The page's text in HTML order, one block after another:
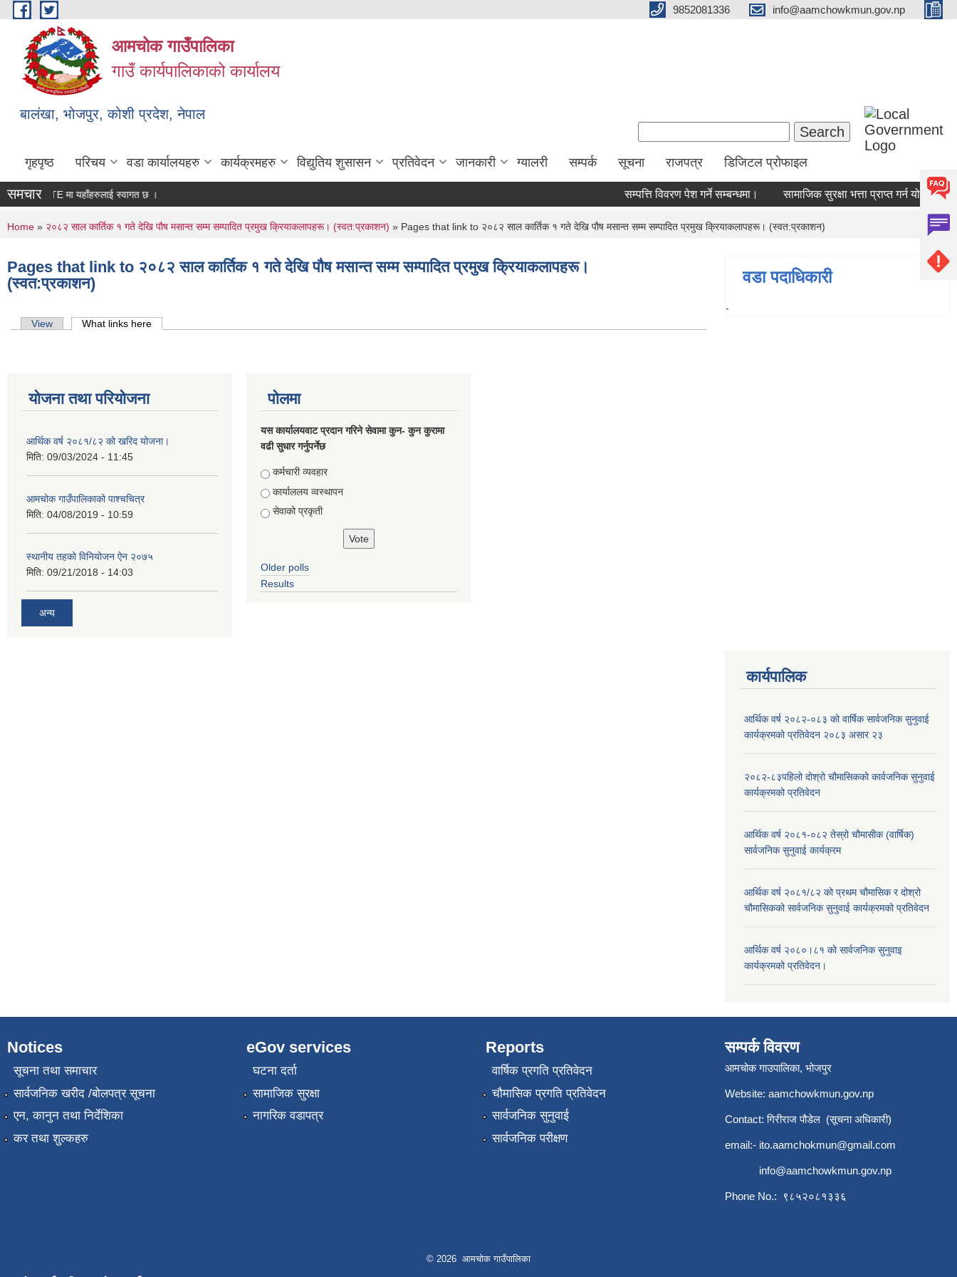
Skip to main content 9852081336 info@aamchowkmun.gov.np
आमचोक गाउँपालिका
गाउँ कार्यपालिकाको कार्यालय
बालंखा, भोजपुर, कोशी प्रदेश, नेपाल
गृहपृष्ठ परिचय वडा कार्यालयहरु कार्यक्रमहरु विद्युतिय शुसासन प्रतिवेदन जानकारी ग्यालरी सम्पर्क सूचना राजपत्र डिजिटल प्रोफाइल
WEBSITE मा यहाँहरुलाई स्वागत छ ।
समचार सम्पत्ति विवरण पेश गर्ने सम्बन्धमा। सामाजिक सुरक्षा भत्ता प्राप्‍त गर्न योग्य
You are here
Home » २०८२ साल कार्तिक १ गते देखि पौष मसान्त सम्म सम्पादित प्रमुख क्रियाकलापहरू। (स्वत:प्रकाशन) » Pages that link to २०८२ साल कार्तिक १ गते देखि पौष मसान्त सम्म सम्पादित प्रमुख क्रियाकलापहरू। (स्वत:प्रकाशन)
Pages that link to २०८२ साल कार्तिक १ गते देखि पौष मसान्त सम्म सम्पादित प्रमुख क्रियाकलापहरू।
(स्वत:प्रकाशन)
Primary tabs
View What links here
वडा पदाधिकारी
-
योजना तथा परियोजना
आर्थिक वर्ष २०८१/८२ को खरिद योजना।
मिति: 09/03/2024 - 11:45
आमचोक गाउँपालिकाको पाश्चचित्र
मिति: 04/08/2019 - 10:59
स्थानीय तहको विनियोजन ऐन २०७५
मिति: 09/21/2018 - 14:03
अन्य
पोलमा
यस कार्यालयवाट प्रदान गरिने सेवामा कुन- कुन कुरामा
वढी सुधार गर्नुपर्नेछ
Choices
कर्मचारी व्यवहार
कार्याललय व्वस्थापन
सेवाको प्रकृती
Older polls
Results
कार्यपालिक
आर्थिक वर्ष २०८२-०८३ को वार्षिक सार्वजनिक सुनुवाई
कार्यक्रमको प्रतिवेदन २०८३ असार २३
२०८२-८३पहिलो दोश्रो चौमासिकको कार्वजनिक सुनुवाई
कार्यक्रमको प्रतिवेदन
आर्थिक वर्ष २०८१-०८२ तेस्रो चौमासीक (वार्षिक)
सार्वजनिक सुनुवाई कार्यक्रम
आर्थिक वर्ष २०८१/८२ को प्रथम चौमासिक र दोश्रो
चौमासिकको सार्वजनिक सुनुवाई कार्यक्रमको प्रतिवेदन
आर्थिक वर्ष २०८०।८१ को सार्वजनिक सुनुवाइ
कार्यक्रमको प्रतिवेदन।
Notices
सूचना तथा समाचार
सार्वजनिक खरीद /बोलपत्र सूचना
एन, कानुन तथा निर्देशिका
कर तथा शुल्कहरु
eGov services
घटना दर्ता
सामाजिक सुरक्षा
नागरिक वडापत्र
Reports
वार्षिक प्रगति प्रतिवेदन
चौमासिक प्रगति प्रतिवेदन
सार्वजनिक सुनुवाई
सार्वजनिक परीक्षण
सम्पर्क विवरण
आमचोक गाउपालिका, भोजपुर
Website: aamchowkmun.gov.np
Contact: गिरीराज पौडेल (सूचना अधिकारी)
email:- ito.aamchokmun@gmail.com
info@aamchowkmun.gov.np
Phone No.: ९८५२०८१३३६
© 2026 आमचोक गाउँपालिका